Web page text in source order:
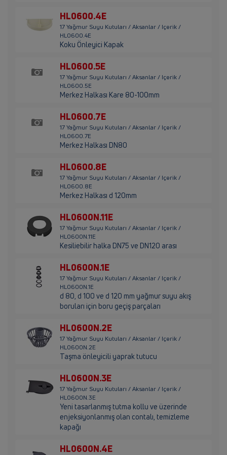
HL0600.4E
17 Yağmur Suyu Kutuları / Aksanlar / Içerik /
HL0600.4E
Koku Önleyici Kapak
HL0600.5E
17 Yağmur Suyu Kutuları / Aksanlar / Içerik /
HL0600.5E
Merkez Halkası Kare 80-100mm
HL0600.7E
17 Yağmur Suyu Kutuları / Aksanlar / Içerik /
HL0600.7E
Merkez Halkası DN80
HL0600.8E
17 Yağmur Suyu Kutuları / Aksanlar / Içerik /
HL0600.8E
Merkez Halkası d 120mm
HL0600N.11E
17 Yağmur Suyu Kutuları / Aksanlar / Içerik /
HL0600N.11E
Kesiliebilir halka DN75 ve DN120 arası
HL0600N.1E
17 Yağmur Suyu Kutuları / Aksanlar / Içerik /
HL0600N.1E
d 80, d 100 ve d 120 mm yağmur suyu akış
boruları için boru geçiş parçaları
HL0600N.2E
17 Yağmur Suyu Kutuları / Aksanlar / Içerik /
HL0600N.2E
Taşma önleyicili yaprak tutucu
HL0600N.3E
17 Yağmur Suyu Kutuları / Aksanlar / Içerik /
HL0600N.3E
Yeni tasarlanmış tutma kollu ve üzerinde
enjeksiyonlanmış olan contalı, temizleme
kapağı
HL0600N.4E